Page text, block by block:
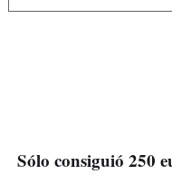
Sólo consiguió 250